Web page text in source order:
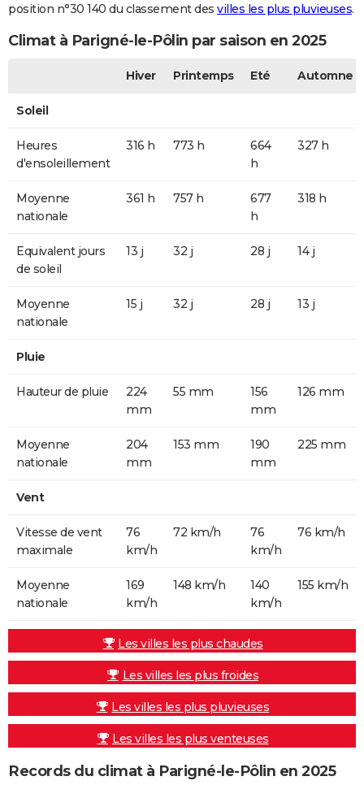
position n°30 140 du classement des villes les plus pluvieuses.
Climat à Parigné-le-Pôlin par saison en 2025
Hiver Printemps Eté Automne
Soleil
Heures
d'ensoleillement
316 h 773 h
664
h
327 h
Moyenne
nationale
361 h 757 h
677
h
318 h
Equivalent jours
de soleil
13 j 32 j 28 j 14 j
Moyenne
nationale
15 j 32 j 28 j 13 j
Pluie
Hauteur de pluie
224
mm
55 mm
156
mm
126 mm
Moyenne
nationale
204
mm
153 mm
190
mm
225 mm
Vent
Vitesse de vent
maximale
76
km/h
72 km/h
76
km/h
76 km/h
Moyenne
nationale
169
km/h
148 km/h
140
km/h
155 km/h
Les villes les plus chaudes
Les villes les plus froides
Les villes les plus pluvieuses
Les villes les plus venteuses
Records du climat à Parigné-le-Pôlin en 2025